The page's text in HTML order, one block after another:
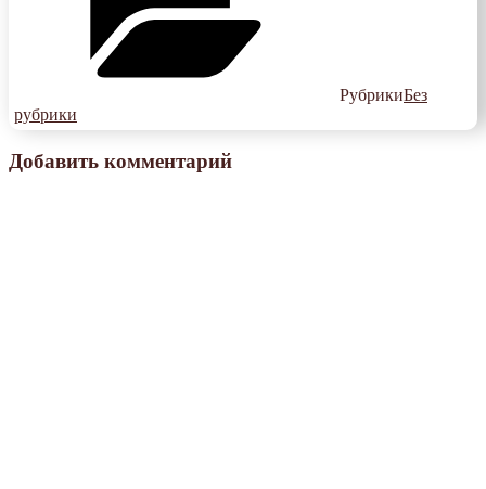
РубрикиБез
рубрики
Добавить комментарий